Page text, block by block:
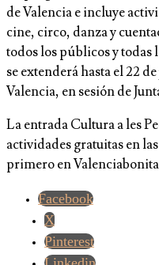
de Valencia e incluye
cine, circo, danza y
todos los públicos y todas
se extenderá hasta el 22
Valencia, en sesión de
La entrada Cultura a les
actividades gratuitas en
primero en
Facebook
X
Pinterest